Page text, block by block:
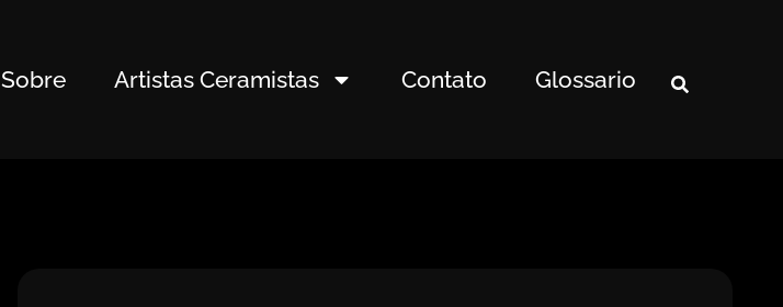
Sobre Artistas Ceramistas Contato Glossario